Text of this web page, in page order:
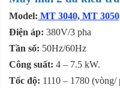
Model: MT 3040, MT
Điện áp: 380V/3 pha
Tần số: 50Hz/60Hz
Công suất: 4 – 7.5 kW.
Tốc độ: 1110 – 1780 (vòng/